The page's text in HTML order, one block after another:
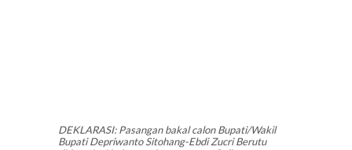
DEKLARASI: Pasangan bakal calon Bupati/Wakil
Bupati Depriwanto Sitohang-Ebdi Zucri Berutu